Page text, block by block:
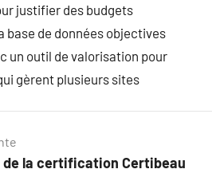
justifier des budgets
base de données objectives
un outil de valorisation pour
gèrent plusieurs sites
de la certification Certibeau